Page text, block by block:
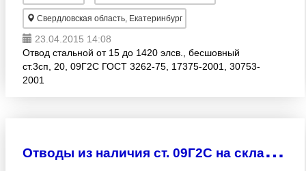
Свердловская область, Екатеринбург
23.04.2015 14:08
Отвод стальной от 15 до 1420 элсв., бесшовный
ст.3сп, 20, 09Г2С ГОСТ 3262-75, 17375-2001, 30753-
2001
О
тводы из наличия ст. 09Г2С на складе ООО «УЗДТ»